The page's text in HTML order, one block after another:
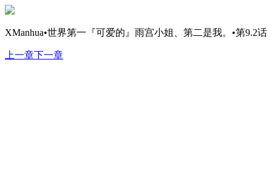
XManhua•世界第一『可爱的』雨宫小姐、第二是我。•第9.2话
上一章下一章